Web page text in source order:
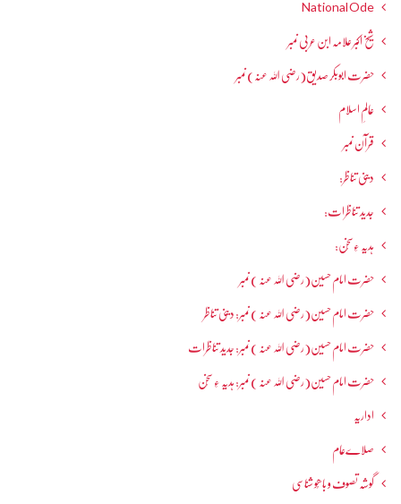
National Ode
شیخ اکبر علامہ ابن عربی نمبر
حضرت ابوبکر صدیق(رضی اللہ عنہ) نمبر
عالمِ اسلام
قرآن نمبر
دینی تناظر:
جدید تناظرات:
ہدیہ ءِسُخن:
حضرت امام حسین(رضی اللہ عنہ ) نمبر
حضرت امام حسین(رضی اللہ عنہ ) نمبر: دینی تناظر
حضرت امام حسین(رضی اللہ عنہ ) نمبر: جدید تناظرات
حضرت امام حسین(رضی اللہ عنہ ) نمبر: ہدیہ ءِ سُخن
اداریہ
صلاےعام
گوشہ تصوف و باھُو شناسی